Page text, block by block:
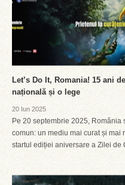
Let’s Do It, Romania! 15 ani
națională și o lege
20 Iun 2025
Pe 20 septembrie 2025,
comun: un mediu mai curat și mai
startul ediției aniversare a Zilei de